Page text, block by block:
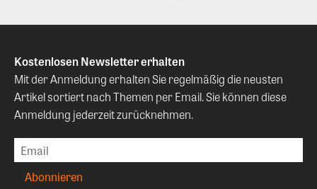
Kostenlosen Newsletter erhalten
Mit der Anmeldung erhalten Sie regelmäßig die neusten
Artikel sortiert nach Themen per Email. Sie können diese
Anmeldung jederzeit zurücknehmen.